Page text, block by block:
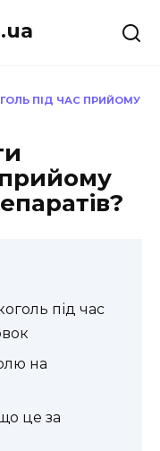
ПІД ЧАС ПРИЙОМУ
прийому
під час
на
це за